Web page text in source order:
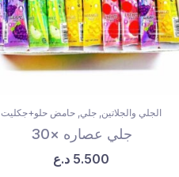
الجلي والجلاتين, جلي, حامض حلو+جكليت
جلي عصاره ×30
5.500 د.ع